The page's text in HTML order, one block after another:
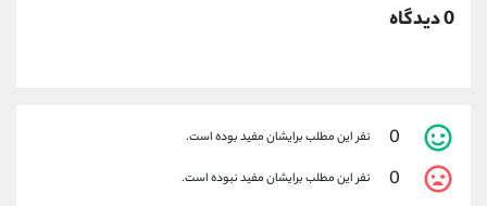
0 دیدگاه
0 نفر این مطلب برایشان مفید بوده است.
0 نفر این مطلب برایشان مفید نبوده است.